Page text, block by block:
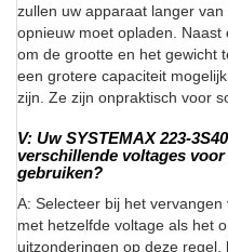
zullen uw apparaat langer
opnieuw moet opladen.
om de grootte en het gewicht
een grotere capaciteit
zijn. Ze zijn onpraktisch voor
V: Uw SYSTEMAX 223-
verschillende voltages
gebruiken?
A: Selecteer bij het
met hetzelfde voltage als het
uitzonderingen op deze